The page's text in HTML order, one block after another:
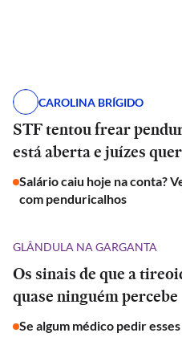
CAROLINA BRÍGIDO
STF tentou frear
está aberta e juízes
Salário caiu hoje na conta?
com penduricalhos
GLÂNDULA NA GARGANTA
Os sinais de que a
quase ninguém percebe
Se algum médico pedir